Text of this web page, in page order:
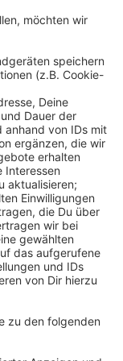
eine Spur zur
dann jeweils
lang
Köln bei
dann
steht
Ost nur